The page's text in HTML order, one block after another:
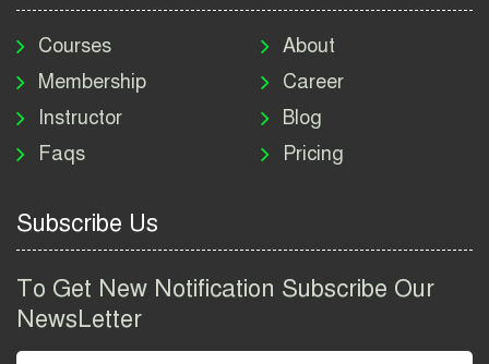
নিয়োগ বিজ্ঞপ্তি ২০২৬ | DNC
Job Circular 2026
পাসপোর্ট করতে কি কি লাগে
২০২৬ | ই-পাসপোর্ট আবেদন ও
Group Job Circular 2026
তথ্য অধিদপ্তর নিয়োগ বিজ্ঞপ্তি
Courses
Membership
Instructor
Faqs
About
Career
Blog
Pricing
Subscribe Us
To Get New Notification Subscribe Our
NewsLetter